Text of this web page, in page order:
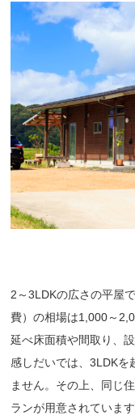
2～3LDKの広さの平屋
費）の相場は1,000～
延べ床面積や間取り、
感しだいでは、3LDKを
ません。その上、同じ
ランが用意されています